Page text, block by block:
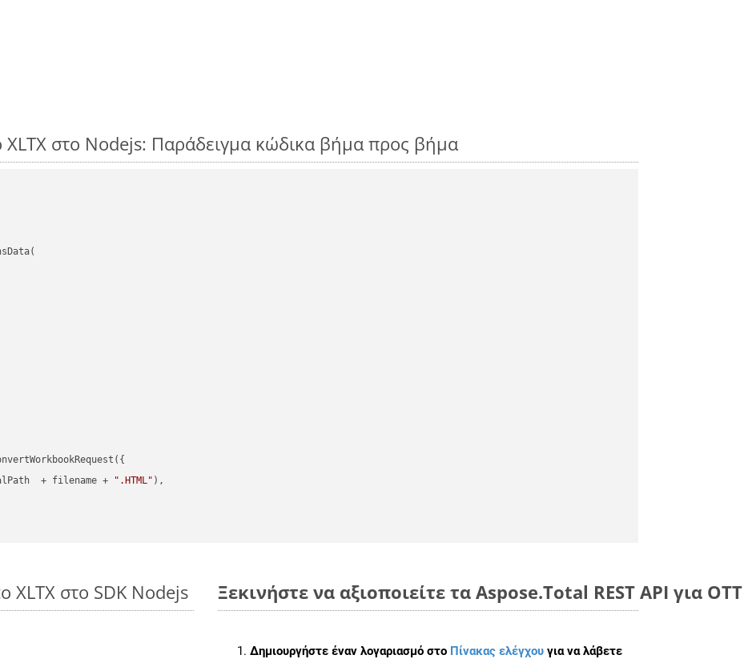
στο Nodejs: Παράδειγμα κώδικα βήμα προς βήμα
+ filename + ".HTML" ),
XLTX στο SDK Nodejs Ξεκινήστε να αξιοποιείτε τα Aspose.Total REST API για
Δημιουργήστε έναν λογαριασμό στο Πίνακας ελέγχου για να λάβετε